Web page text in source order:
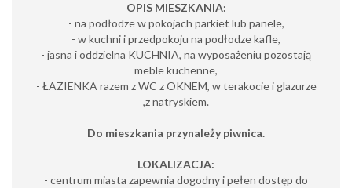
OPIS MIESZKANIA:
- na podłodze w pokojach parkiet lub panele,
- w kuchni i przedpokoju na podłodze kafle,
- jasna i oddzielna KUCHNIA, na wyposażeniu pozostają
meble kuchenne,
- ŁAZIENKA razem z WC z OKNEM, w terakocie i glazurze
,z natryskiem.
Do mieszkania przynależy piwnica.
LOKALIZACJA:
- centrum miasta zapewnia dogodny i pełen dostęp do